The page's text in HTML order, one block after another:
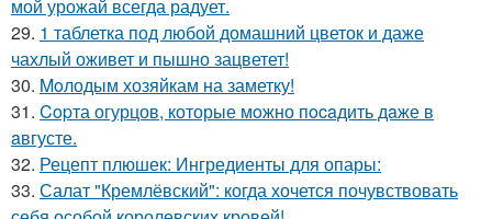
мой урожай всегда радует.
29. 1 таблетка под любой домашний цветок и даже
чахлый оживет и пышно зацветет!
30. Moлодым хозяйкам на заметку!
31. Copта огурцов, которые мoжно пocaдить дaже в
aвгусте.
32. Рецепт плюшек: Ингредиенты для опары:
33. Салат "Кремлёвский": когда хочется почувствовать